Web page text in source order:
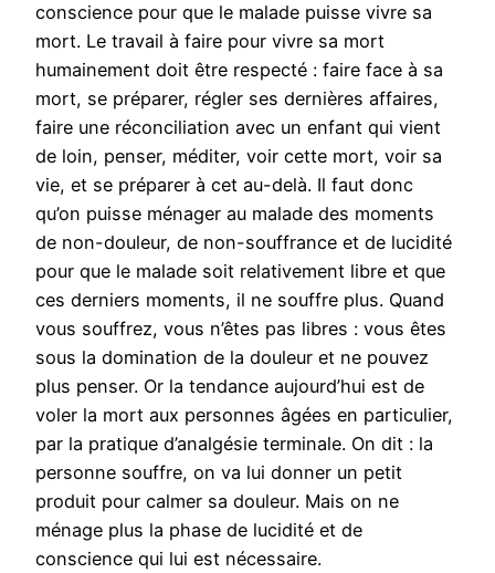
conscience pour que le malade puisse vivre sa
mort. Le travail à faire pour vivre sa mort
humainement doit être respecté : faire face à sa
mort, se préparer, régler ses dernières affaires,
faire une réconciliation avec un enfant qui vient
de loin, penser, méditer, voir cette mort, voir sa
vie, et se préparer à cet au-delà. Il faut donc
qu’on puisse ménager au malade des moments
de non-douleur, de non-souffrance et de lucidité
pour que le malade soit relativement libre et que
ces derniers moments, il ne souffre plus. Quand
vous souffrez, vous n’êtes pas libres : vous êtes
sous la domination de la douleur et ne pouvez
plus penser. Or la tendance aujourd’hui est de
voler la mort aux personnes âgées en particulier,
par la pratique d’analgésie terminale. On dit : la
personne souffre, on va lui donner un petit
produit pour calmer sa douleur. Mais on ne
ménage plus la phase de lucidité et de
conscience qui lui est nécessaire.